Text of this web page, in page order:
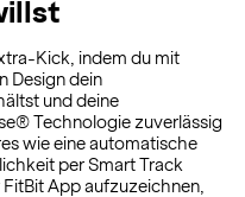
Kick, indem du mit
Design dein
und deine
Technologie zuverlässig
wie eine automatische
per Smart Track
App aufzuzeichnen,